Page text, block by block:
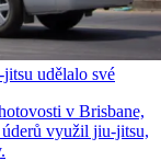
udělalo své
v Brisbane,
využil jiu-jitsu,